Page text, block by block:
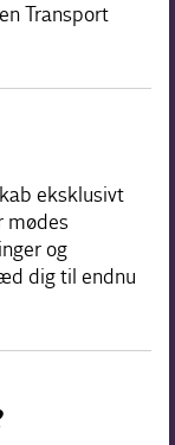
Transport
eksklusivt
mødes
og
dig til endnu